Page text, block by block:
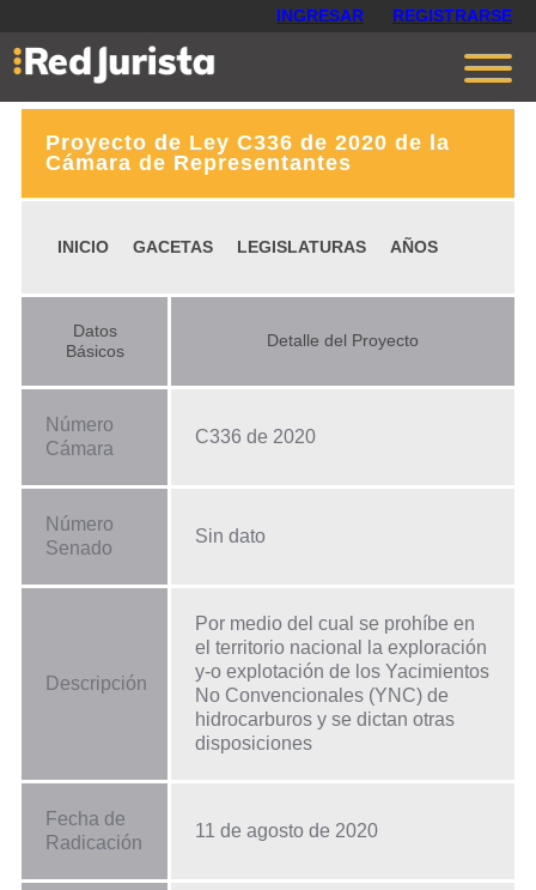
INGRESAR REGISTRARSE
Contáctanos
Planes
Proyecto de Ley C336 de 2020 de la
Cámara de Representantes
INICIO GACETAS LEGISLATURAS AÑOS
Datos
Básicos
Detalle del Proyecto
Número
Cámara
C336 de 2020
Número
Senado
Sin dato
Descripción
Por medio del cual se prohíbe en
el territorio nacional la exploración
y-o explotación de los Yacimientos
No Convencionales (YNC) de
hidrocarburos y se dictan otras
disposiciones
Fecha de
Radicación
11 de agosto de 2020